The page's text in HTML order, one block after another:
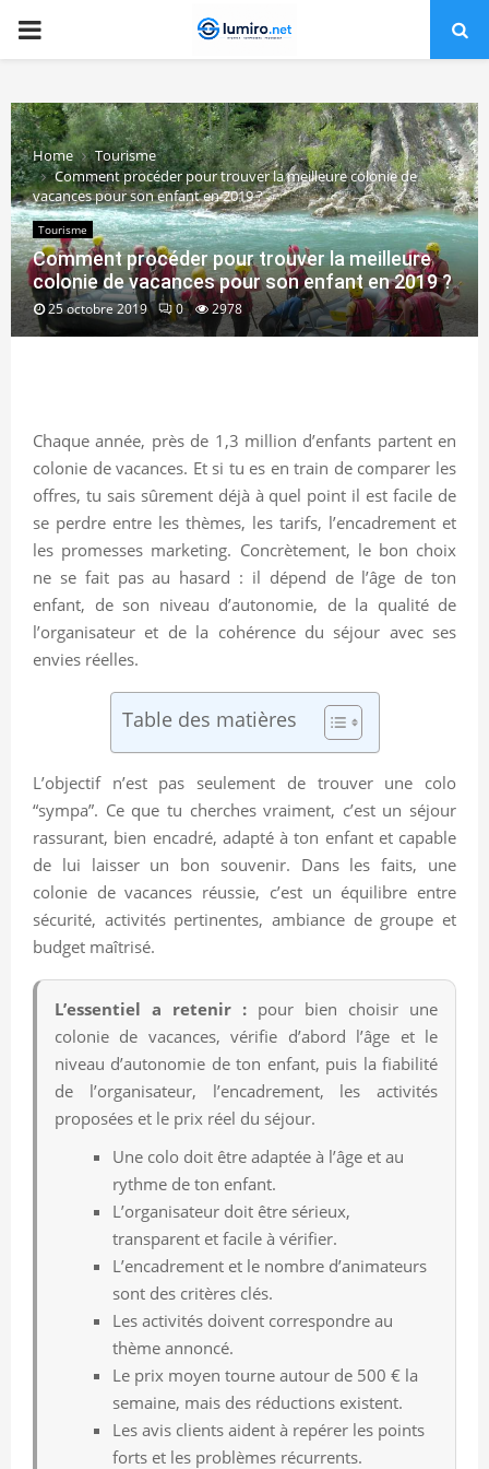
PRIMARY
Home
Tourisme
Comment procéder pour trouver la meilleure colonie de
vacances pour son enfant en 2019 ?
Tourisme
Comment procéder pour trouver la meilleure
colonie de vacances pour son enfant en 2019 ?
25 octobre 2019 0 2978
Chaque année, près de 1,3 million d’enfants partent en
colonie de vacances. Et si tu es en train de comparer les
offres, tu sais sûrement déjà à quel point il est facile de
se perdre entre les thèmes, les tarifs, l’encadrement et
les promesses marketing. Concrètement, le bon choix
ne se fait pas au hasard : il dépend de l’âge de ton
enfant, de son niveau d’autonomie, de la qualité de
l’organisateur et de la cohérence du séjour avec ses
envies réelles.
Table des matières
L’objectif n’est pas seulement de trouver une colo
“sympa”. Ce que tu cherches vraiment, c’est un séjour
rassurant, bien encadré, adapté à ton enfant et capable
de lui laisser un bon souvenir. Dans les faits, une
colonie de vacances réussie, c’est un équilibre entre
sécurité, activités pertinentes, ambiance de groupe et
budget maîtrisé.
L’essentiel a retenir : pour bien choisir une
colonie de vacances, vérifie d’abord l’âge et le
niveau d’autonomie de ton enfant, puis la fiabilité
de l’organisateur, l’encadrement, les activités
proposées et le prix réel du séjour.
Une colo doit être adaptée à l’âge et au
rythme de ton enfant.
L’organisateur doit être sérieux,
transparent et facile à vérifier.
L’encadrement et le nombre d’animateurs
sont des critères clés.
Les activités doivent correspondre au
thème annoncé.
Le prix moyen tourne autour de 500 € la
semaine, mais des réductions existent.
Les avis clients aident à repérer les points
forts et les problèmes récurrents.